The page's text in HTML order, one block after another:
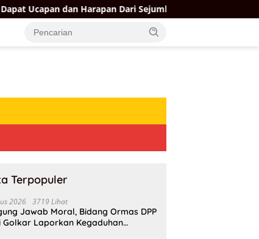
Dari Sejumlah Pengurus DPP Partai Golkar
Terpopuler
2026 3719 Lihat
Jawab Moral, Bidang Ormas DPP
Golkar Laporkan Kegaduhan